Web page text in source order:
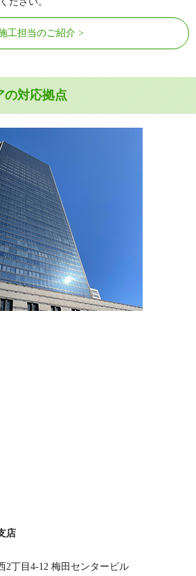
工担当のご紹介
の対応拠点
店
2丁目4-12 梅田センタービル